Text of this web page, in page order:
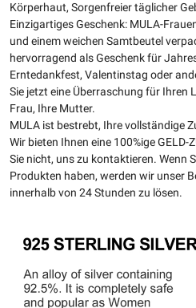
Körperhaut, Sorgenfreier täglicher
Einzigartiges Geschenk: MULA-
und einem weichen Samtbeutel
hervorragend als Geschenk für
Erntedankfest, Valentinstag oder
Sie jetzt eine Überraschung für Ihren
Frau, Ihre Mutter.
MULA ist bestrebt, Ihre vollständige
Wir bieten Ihnen eine 100%ige
Sie nicht, uns zu kontaktieren. Wenn
Produkten haben, werden wir unser
innerhalb von 24 Stunden zu lösen.